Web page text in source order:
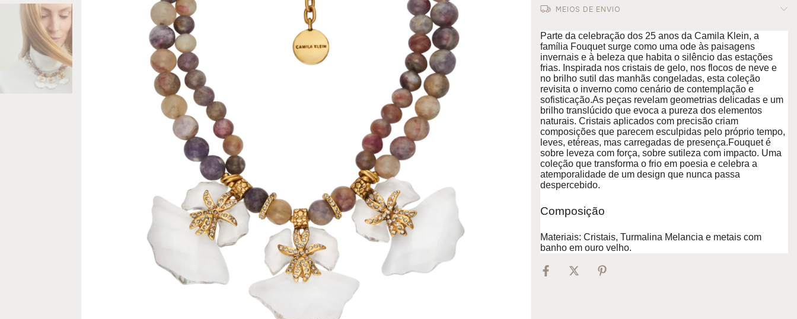
MEIOS DE ENVIO
Parte da celebração dos 25 anos da Camila Klein, a
família Fouquet surge como uma ode às paisagens
invernais e à beleza que habita o silêncio das estações
frias. Inspirada nos cristais de gelo, nos flocos de neve e
no brilho sutil das manhãs congeladas, esta coleção
revisita o inverno como cenário de contemplação e
sofisticação.As peças revelam geometrias delicadas e um
brilho translúcido que evoca a pureza dos elementos
naturais. Cristais aplicados com precisão criam
composições que parecem esculpidas pelo próprio tempo,
leves, etéreas, mas carregadas de presença.Fouquet é
sobre leveza com força, sobre sutileza com impacto. Uma
coleção que transforma o frio em poesia e celebra a
atemporalidade de um design que nunca passa
despercebido.
Composição
Materiais: Cristais, Turmalina Melancia e metais com
banho em ouro velho.